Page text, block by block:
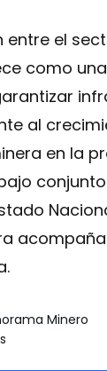
entre el
como
al
en la
Minero